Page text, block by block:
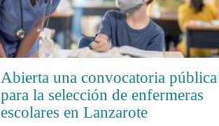
Abierta una convocatoria pública
para la selección de enfermeras
escolares en Lanzarote